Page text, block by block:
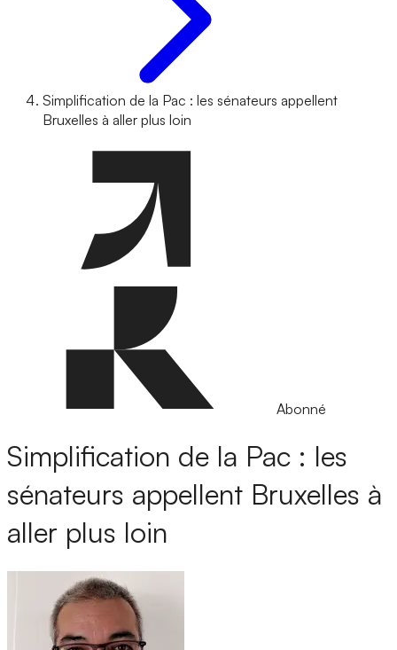
Simplification de la Pac : les sénateurs appellent
Bruxelles à aller plus loin
Abonné
Simplification de la Pac : les
sénateurs appellent Bruxelles à
aller plus loin